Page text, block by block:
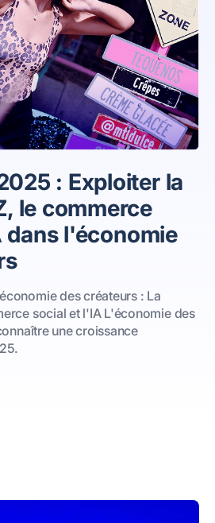
: Exploiter la
le commerce
l'économie
des créateurs : La
social et l'IA L'économie des
une croissance